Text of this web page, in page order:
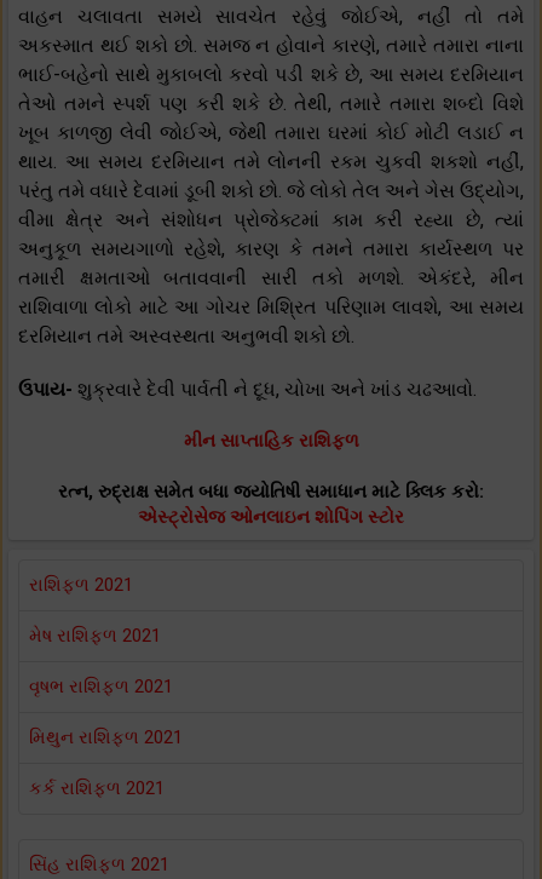
વાહન ચલાવતા સમયે સાવચેત રહેવું જોઈએ, નહીં તો તમે
અકસ્માત થઈ શકો છો. સમજ ન હોવાને કારણે, તમારે તમારા નાના
ભાઈ-બહેનો સાથે મુકાબલો કરવો પડી શકે છે, આ સમય દરમિયાન
તેઓ તમને સ્પર્શ પણ કરી શકે છે. તેથી, તમારે તમારા શબ્દો વિશે
ખૂબ કાળજી લેવી જોઈએ, જેથી તમારા ઘરમાં કોઈ મોટી લડાઈ ન
થાય. આ સમય દરમિયાન તમે લોનની રકમ ચુકવી શકશો નહીં,
પરંતુ તમે વધારે દેવામાં ડૂબી શકો છો. જે લોકો તેલ અને ગેસ ઉદ્યોગ,
વીમા ક્ષેત્ર અને સંશોધન પ્રોજેક્ટમાં કામ કરી રહ્યા છે, ત્યાં
અનુકૂળ સમયગાળો રહેશે, કારણ કે તમને તમારા કાર્યસ્થળ પર
તમારી ક્ષમતાઓ બતાવવાની સારી તકો મળશે. એકંદરે, મીન
રાશિવાળા લોકો માટે આ ગોચર મિશ્રિત પરિણામ લાવશે, આ સમય
દરમિયાન તમે અસ્વસ્થતા અનુભવી શકો છો.
ઉપાય- શુક્રવારે દેવી પાર્વતી ને દૂધ, ચોખા અને ખાંડ ચઢઆવો.
મીન સાપ્તાહિક રાશિફળ
રત્ન, રુદ્રાક્ષ સમેત બધા જ્યોતિષી સમાધાન માટે ક્લિક કરો:
એસ્ટ્રોસેજ ઓનલાઇન શોપિંગ સ્ટોર
રાશિફળ 2021
મેષ રાશિફળ 2021
વૃષભ રાશિફળ 2021
મિથુન રાશિફળ 2021
કર્ક રાશિફળ 2021
સિંહ રાશિફળ 2021